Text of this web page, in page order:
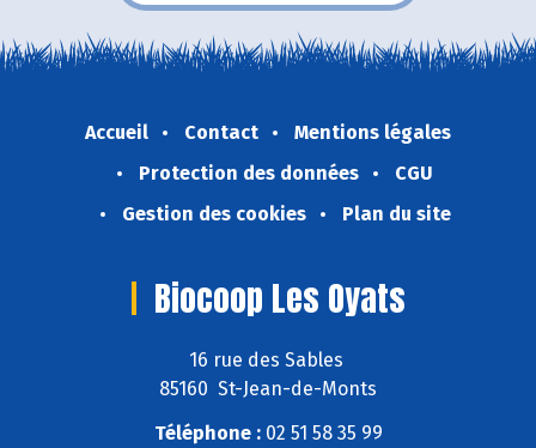
Accueil Contact
Mentions légales
Protection des données
CGU
Gestion des cookies
Plan du site
Biocoop Les Oyats
16 rue des Sables
85160 St-Jean-de-Monts
Téléphone :02 51 58 35 99